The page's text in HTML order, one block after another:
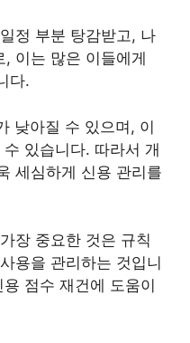
정 부분 탕감받고, 나
이는 많은 이들에게
다.
낮아질 수 있으며, 이
있습니다. 따라서 개
세심하게 신용 관리를
장 중요한 것은 규칙
용을 관리하는 것입니
점수 재건에 도움이